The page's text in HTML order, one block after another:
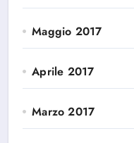
Maggio 2017
Aprile 2017
Marzo 2017